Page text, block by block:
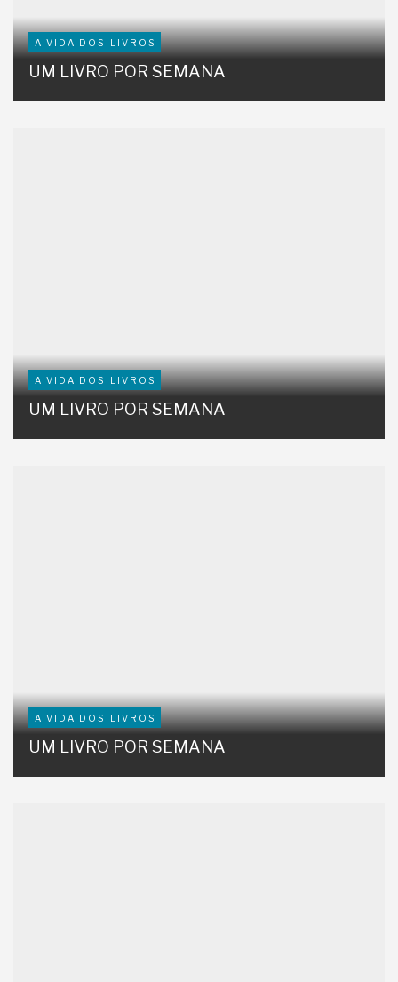
A VIDA DOS LIVROS
UM LIVRO POR SEMANA
A VIDA DOS LIVROS
UM LIVRO POR SEMANA
A VIDA DOS LIVROS
UM LIVRO POR SEMANA